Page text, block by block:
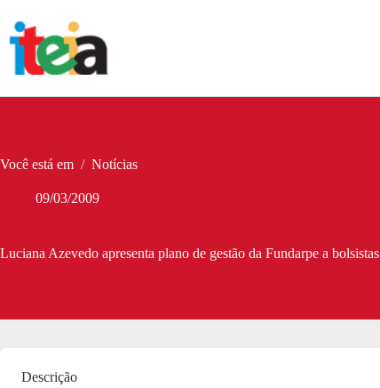
para
conteúdo
Você está em / Notícias
09/03/2009
Luciana Azevedo apresenta plano de gestão da Fundarpe a bolsistas
Descrição